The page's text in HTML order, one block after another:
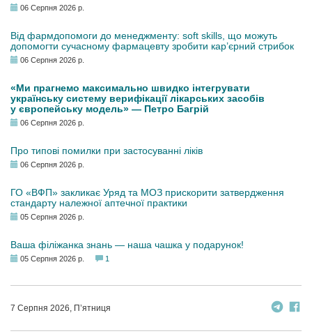
06 Серпня 2026 р.
Від фармдопомоги до менеджменту: soft skills, що можуть
допомогти сучасному фармацевту зробити кар’єрний стрибок
06 Серпня 2026 р.
«Ми прагнемо максимально швидко інтегрувати
українську систему верифікації лікарських засобів
у європейську модель» — Петро Багрій
06 Серпня 2026 р.
Про типові помилки при застосуванні ліків
06 Серпня 2026 р.
ГО «ВФП» закликає Уряд та МОЗ прискорити затвердження
стандарту належної аптечної практики
05 Серпня 2026 р.
Ваша філіжанка знань — наша чашка у подарунок!
05 Серпня 2026 р. 1
7 Серпня 2026, П’ятниця